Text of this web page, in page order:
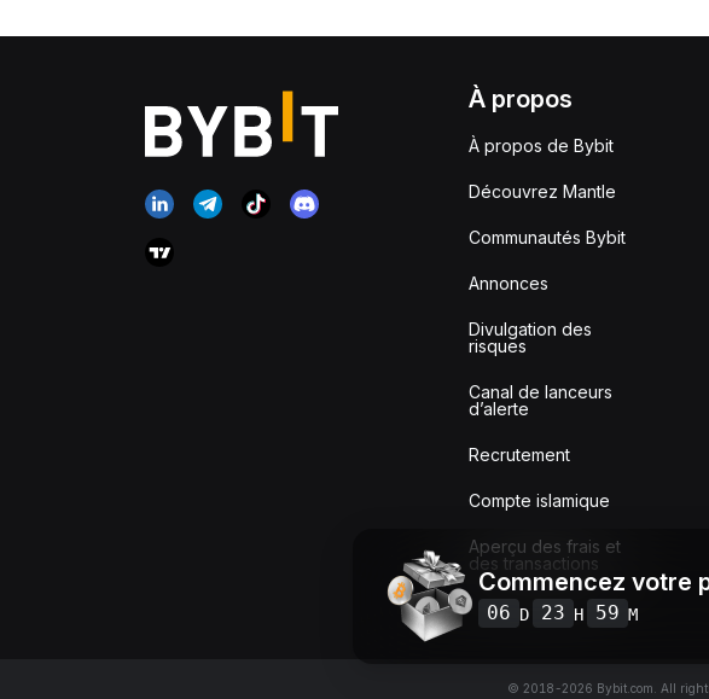
À propos
À propos de Bybit
Découvrez Mantle
Communautés Bybit
Annonces
Divulgation des
risques
Canal de lanceurs
d’alerte
Recrutement
Compte islamique
Aperçu des frais et
des transactions
© 2018-2026 Bybit.com. All rights
Commencez votre
06 D 23 H 59 M